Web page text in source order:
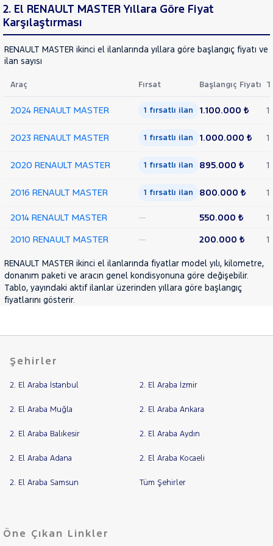
FLUENCE
KADJAR
KANGOO
KANGOO
MULTIX
2.3
2.3 DCI
2.3
L3H2
DCI
2.5
DCI
9.1M3
Panelvan
165 BG
Turbo
Tek
MEGANE
2. El RENAULT MASTER Yıllara Göre Fiyat
Karşılaştırması
RENAULT MASTER ikinci el ilanlarında yıllara göre başlangıç fiyatı
ilan sayısı
Araç Fırsat Başlangıç Fiyatı
2024 RENAULT MASTER 1 fırsatlı ilan 1.100.000 ₺ 1
2023 RENAULT MASTER 1 fırsatlı ilan 1.000.000 ₺ 1
2020 RENAULT MASTER 1 fırsatlı ilan 895.000 ₺ 1
2016 RENAULT MASTER 1 fırsatlı ilan 800.000 ₺ 1
2014 RENAULT MASTER — 550.000 ₺
1
2010 RENAULT MASTER
— 200.000 ₺ 1
RENAULT MASTER ikinci el ilanlarında fiyatlar model yılı, kilometre,
donanım paketi ve aracın genel kondisyonuna göre değişebilir.
Tablo, yayındaki aktif ilanlar üzerinden yıllara göre başlangıç
fiyatlarını gösterir.
Şehirler
2. El Araba İstanbul 2. El Araba İzmir
2. El Araba Muğla 2. El Araba Ankara
2. El Araba Balıkesir 2. El Araba Aydın
2. El Araba Adana 2. El Araba Kocaeli
2. El Araba Samsun Tüm Şehirler
Öne Çıkan Linkler